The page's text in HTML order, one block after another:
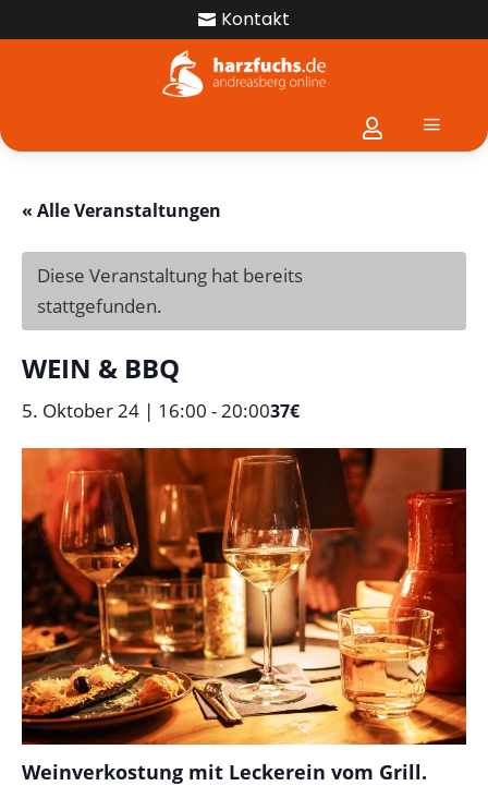
 Kontakt
 a
« Alle Veranstaltungen
Diese Veranstaltung hat bereits
stattgefunden.
WEIN & BBQ
5. Oktober 24 | 16:00 - 20:0037€
Weinverkostung mit Leckerein vom Grill.